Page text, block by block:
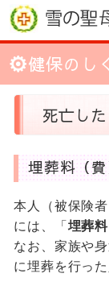
死亡した
埋葬料（
本人（被保険
には、「埋葬料
なお、家族や
に埋葬を行っ
健保のし